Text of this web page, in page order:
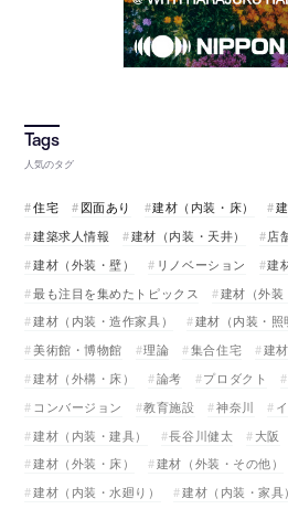
人気のタグ
住宅 図面あり 建材（内装・床）
建築求人情報
建材（内装・天井） 店
建材（外装・壁）
リノベーション 建
最も注目を集めたトピックス
建材（外装
建材（内装・造作家具）
建材（内装・照
美術館・博物館
理論 集合住宅
建
建材（外構・床）
論考 プロダクト
コンバージョン
教育施設 神奈川
建材（内装・建具）
長谷川健太 大阪
建材（外装・床）
建材（外装・その他）
建材（内装・水廻り）
建材（内装・家具）